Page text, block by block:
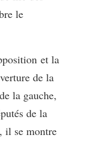
le
et la
de la
la gauche,
de la
il se montre